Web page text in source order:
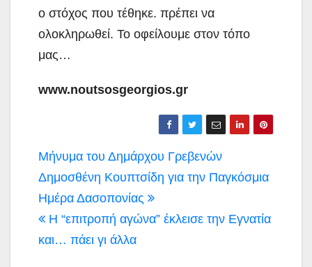
ο στόχος που τέθηκε. πρέπει να
ολοκληρωθεί. Το οφείλουμε στον τόπο
μας…
www.noutsosgeorgios.gr
Πλοήγηση
άρθρων
Μήνυμα του Δημάρχου Γρεβενών
Δημοσθένη Κουπτσίδη για την Παγκόσμια
Ημέρα Δασοπονίας
Η “επιτροπή αγώνα” έκλεισε την Εγνατία
και… πάει γι άλλα